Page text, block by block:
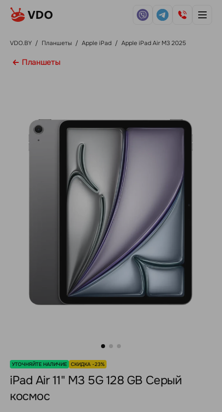
VDO.BY / Планшеты / Apple iPad / Apple iPad Air M3 2025
Планшеты
УТОЧНЯЙТЕ НАЛИЧИЕ СКИДКА -23%
iPad Air 11" M3 5G 128 GB Серый
космос